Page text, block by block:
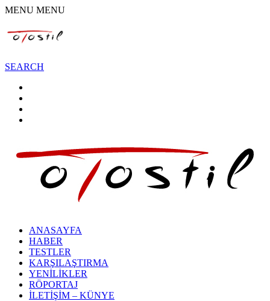
MENU MENU
SEARCH
ANASAYFA
HABER
TESTLER
KARŞILAŞTIRMA
YENİLİKLER
RÖPORTAJ
İLETİŞİM – KÜNYE